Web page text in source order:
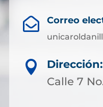
 Correo

Dirección:
Calle 7